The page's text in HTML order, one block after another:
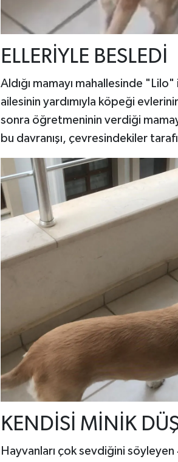
ELLERİYLE BESLEDİ
Aldığı mamayı mahallesinde
ailesinin yardımıyla köpeği
sonra öğretmeninin verdiği
bu davranışı, çevresindekiler
KENDİSİ MİNİK
Hayvanları çok sevdiğini